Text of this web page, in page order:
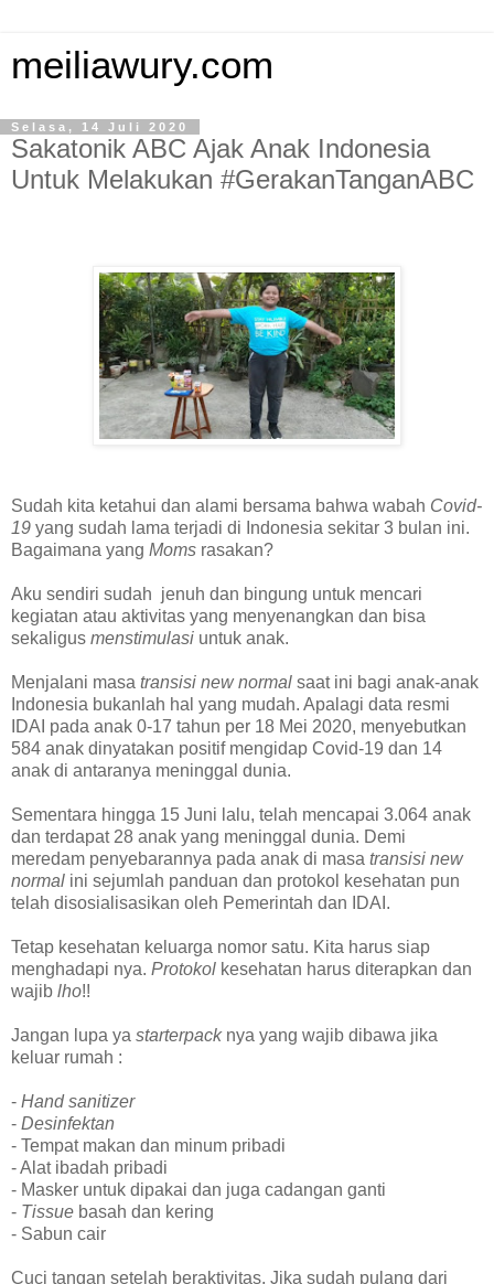
meiliawury.com
Selasa, 14 Juli 2020
Sakatonik ABC Ajak Anak Indonesia
Untuk Melakukan #GerakanTanganABC
Sudah kita ketahui dan alami bersama bahwa wabah Covid-
19 yang sudah lama terjadi di Indonesia sekitar 3 bulan ini.
Bagaimana yang Moms rasakan?
Aku sendiri sudah jenuh dan bingung untuk mencari
kegiatan atau aktivitas yang menyenangkan dan bisa
sekaligus menstimulasi untuk anak.
Menjalani masa transisi new normal saat ini bagi anak-anak
Indonesia bukanlah hal yang mudah. Apalagi data resmi
IDAI pada anak 0-17 tahun per 18 Mei 2020, menyebutkan
584 anak dinyatakan positif mengidap Covid-19 dan 14
anak di antaranya meninggal dunia.
Sementara hingga 15 Juni lalu, telah mencapai 3.064 anak
dan terdapat 28 anak yang meninggal dunia. Demi
meredam penyebarannya pada anak di masa transisi new
normal ini sejumlah panduan dan protokol kesehatan pun
telah disosialisasikan oleh Pemerintah dan IDAI.
Tetap kesehatan keluarga nomor satu. Kita harus siap
menghadapi nya. Protokol kesehatan harus diterapkan dan
wajib lho!!
Jangan lupa ya starterpacknya yang wajib dibawa jika
keluar rumah :
- Hand sanitizer
- Desinfektan
- Tempat makan dan minum pribadi
- Alat ibadah pribadi
- Masker untuk dipakai dan juga cadangan ganti
- Tissue basah dan kering
- Sabun cair
Cuci tangan setelah beraktivitas. Jika sudah pulang dari